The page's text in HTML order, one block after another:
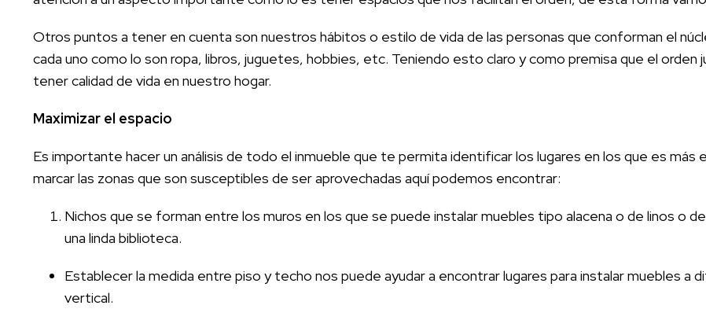
Otros puntos a tener en cuenta son nuestros hábitos o estilo de vida de las personas que conforman el
cada uno como lo son ropa, libros, juguetes, hobbies, etc. Teniendo esto claro y como premisa que el orden
tener calidad de vida en nuestro hogar.
Maximizar el espacio
Es importante hacer un análisis de todo el inmueble que te permita identificar los lugares en los que es
marcar las zonas que son susceptibles de ser aprovechadas aquí podemos encontrar:
Nichos que se forman entre los muros en los que se puede instalar muebles tipo alacena o de linos o
una linda biblioteca.
Establecer la medida entre piso y techo nos puede ayudar a encontrar lugares para instalar muebles a
vertical.